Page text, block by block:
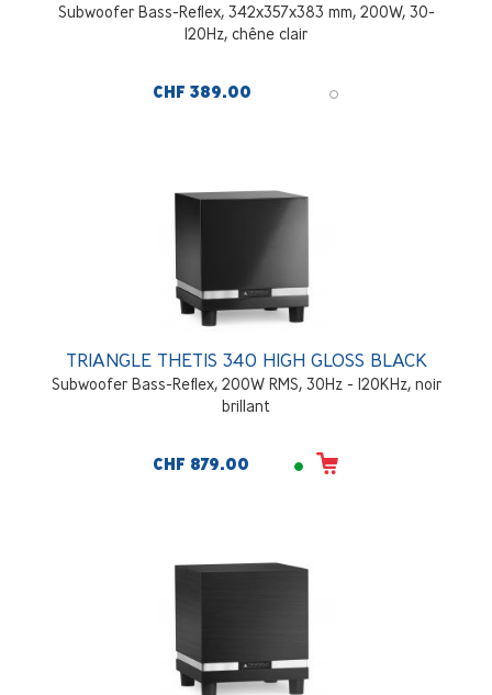
Subwoofer Bass-Reflex, 342x357x383 mm, 200W, 30-
120Hz, chêne clair
CHF 389.00
TRIANGLE THETIS 340 HIGH GLOSS BLACK
Subwoofer Bass-Reflex, 200W RMS, 30Hz - 120KHz, noir
brillant
CHF 879.00